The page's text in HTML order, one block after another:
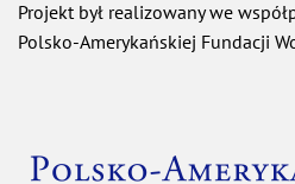
Projekt był realizowany we
Polsko-Amerykańskiej Fundacji